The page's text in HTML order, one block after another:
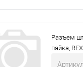
Разъем
пайка,